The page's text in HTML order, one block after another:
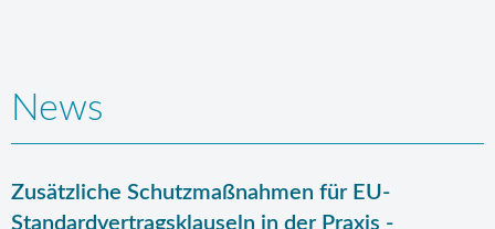
News
Zusätzliche Schutzmaßnahmen für EU-
Standardvertragsklauseln in der Praxis -